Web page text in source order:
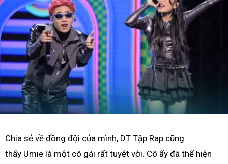
Chia sẻ về đồng đội của mình, DT Tập Rap cũng
thấy Umie là một cô gái rất tuyệt vời. Cô ấy đã thể hiện